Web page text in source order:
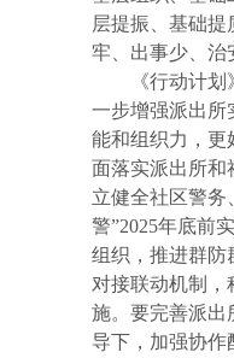
层提振、基础
牢、出事少、治
《行动计
一步增强派出所
能和组织力，更
面落实派出所和
立健全社区警务
警”2025年底前
组织，推进群防
对接联动机制
施。要完善派出
导下，加强协